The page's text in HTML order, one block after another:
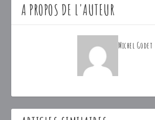
A PROPOS DE L'AUTEUR
Michel Godet